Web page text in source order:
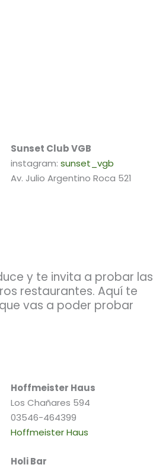
Sunset Club VGB
instagram: sunset_vgb
Av. Julio Argentino Roca 521
y te invita a probar las
restaurantes. Aquí te
vas a poder probar
Hoffmeister Haus
Los Chañares 594
03546-464399
Hoffmeister Haus
Holi Bar